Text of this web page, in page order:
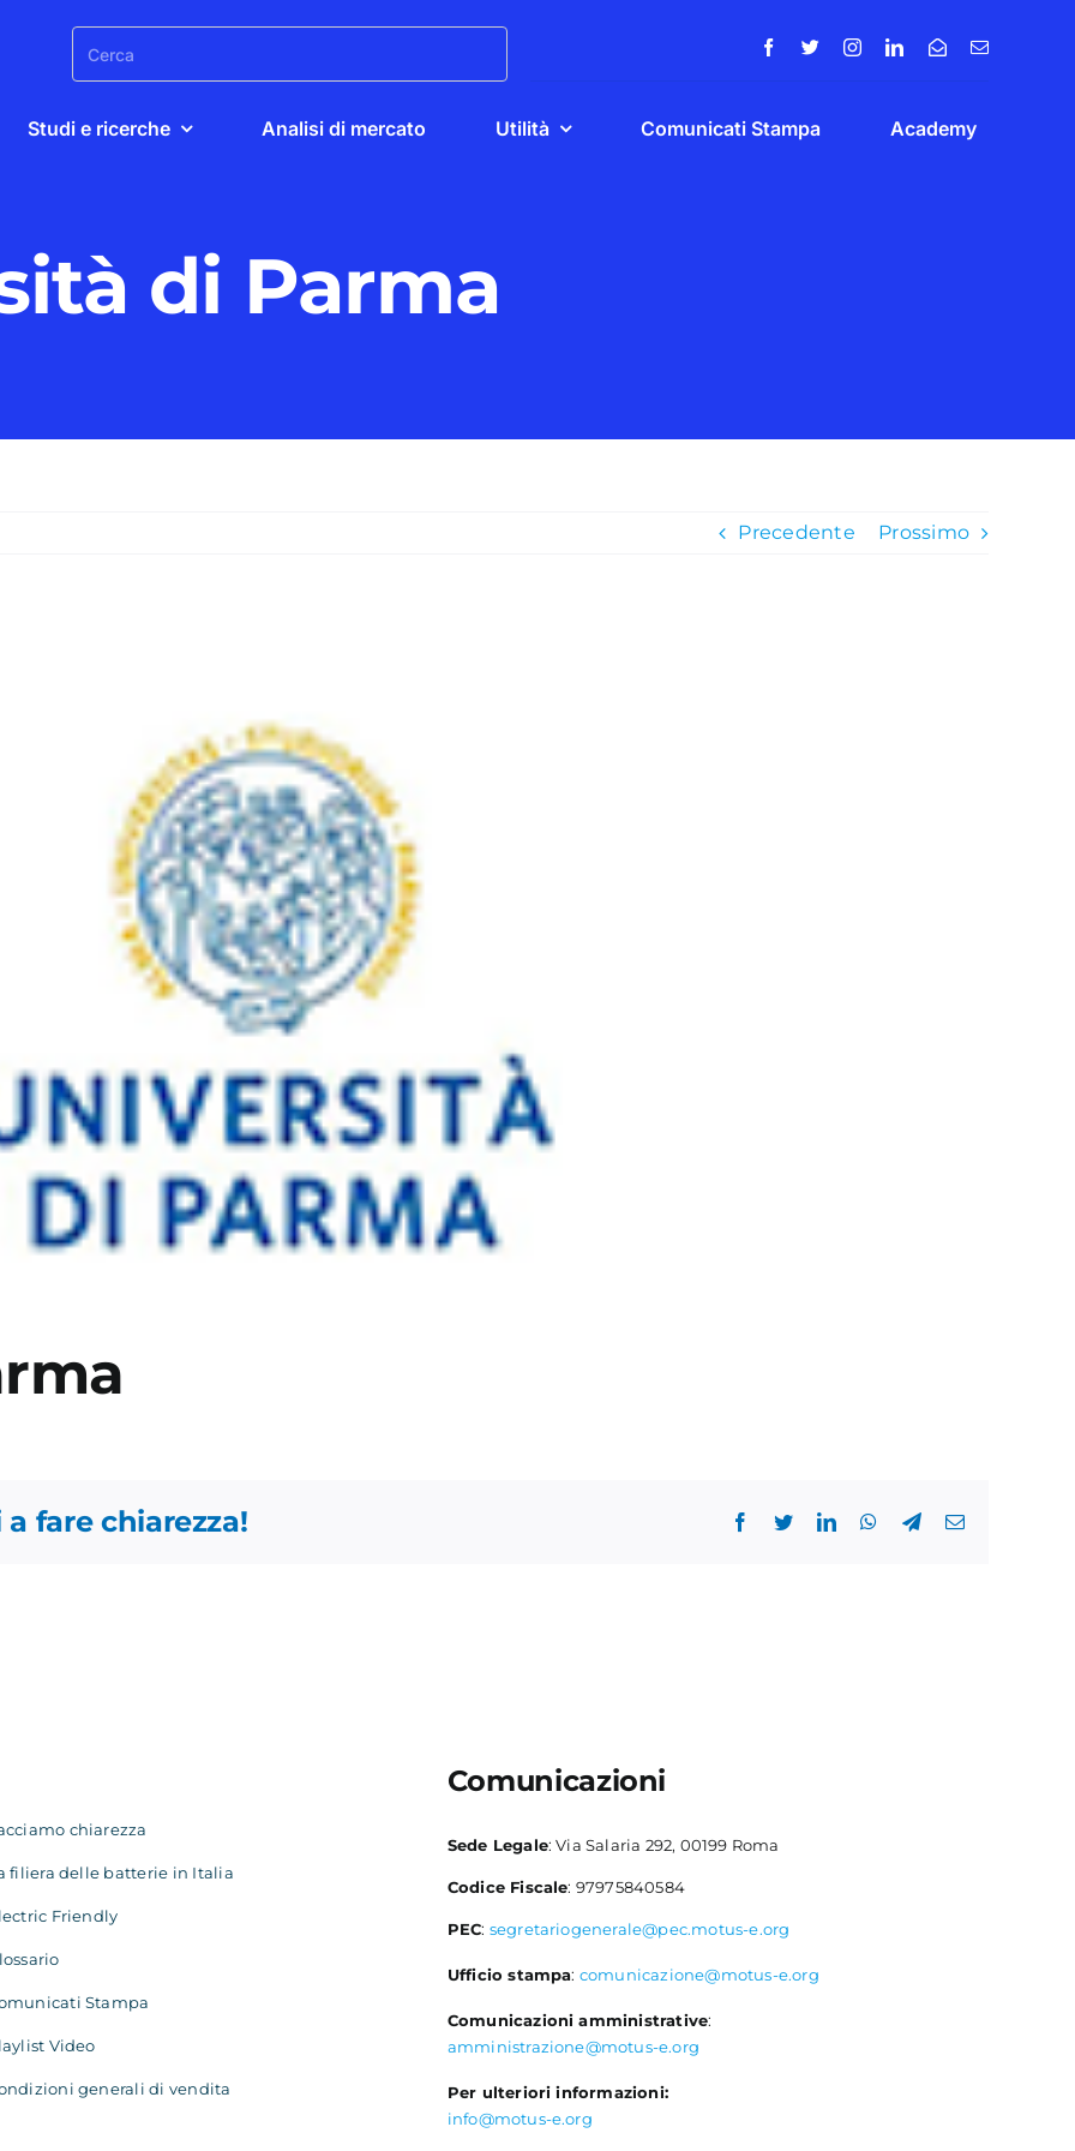
Search
for:
Studi e ricerche Analisi di mercato Utilità Comunicati Stampa Academy
di Parma
Precedente Prossimo
fare chiarezza! Facebook
TwitterLinkedInWhatsApp
TelegramEmail
chiarezza
filiera delle batterie in Italia
Friendly
Stampa
Video
generali di vendita
Comunicazioni
Sede Legale: Via Salaria 292, 00199 Roma
Codice Fiscale: 97975840584
PEC: segretariogenerale@pec.motus-e.org
Ufficio stampa: comunicazione@motus-e.org
Comunicazioni amministrative:
amministrazione@motus-e.org
Per ulteriori informazioni:
info@motus-e.org